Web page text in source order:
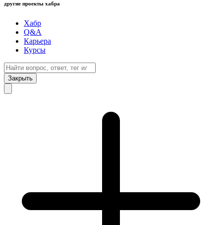
другие проекты хабра
Хабр
Q&A
Карьера
Курсы
Закрыть